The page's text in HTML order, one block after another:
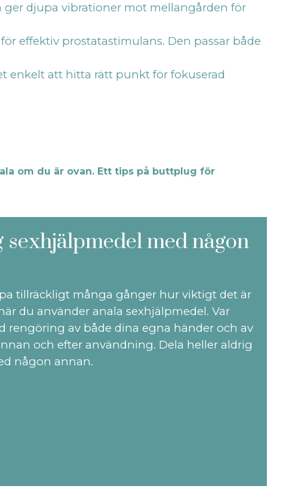
ger djupa vibrationer mot mellangården för
effektiv prostatastimulans. Den passar både
enkelt att hitta rätt punkt för fokuserad
om du är ovan. Ett tips på buttplug för
sexhjälpmedel med någon
tillräckligt många gånger hur viktigt det är
du använder anala sexhjälpmedel. Var
rengöring av både dina egna händer och av
och efter användning. Dela heller aldrig
någon annan.